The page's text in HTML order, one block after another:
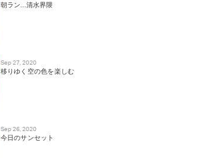
朝ラン…清水界隈
Sep 27, 2020
移りゆく空の色を楽しむ
Sep 26, 2020
今日のサンセット